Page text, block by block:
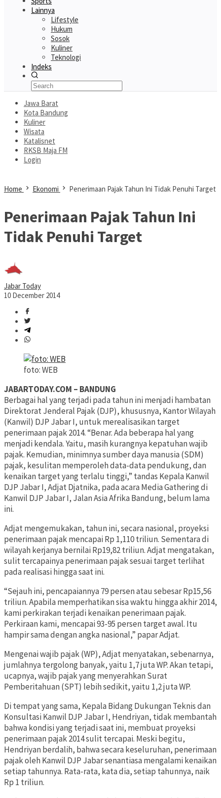
Lainnya
Lifestyle
Hukum
Sosok
Kuliner
Teknologi
Indeks
Jawa Barat
Kota Bandung
Kuliner
Wisata
Katalisnet
RKSB Maja FM
Login
Home Ekonomi Penerimaan Pajak Tahun Ini Tidak Penuhi Target
Penerimaan Pajak Tahun Ini
Tidak Penuhi Target
Jabar Today
10 December 2014
foto: WEB
JABARTODAY.COM – BANDUNG
Berbagai hal yang terjadi pada tahun ini menjadi hambatan
Direktorat Jenderal Pajak (DJP), khususnya, Kantor Wilayah
(Kanwil) DJP Jabar I, untuk merealisasikan target
penerimaan pajak 2014. “Benar. Ada beberapa hal yang
menjadi kendala. Yaitu, masih kurangnya kepatuhan wajib
pajak. Kemudian, minimnya sumber daya manusia (SDM)
pajak, kesulitan memperoleh data-data pendukung, dan
kenaikan target yang terlalu tinggi,” tandas Kepala Kanwil
DJP Jabar I, Adjat Djatnika, pada acara Media Gathering di
Kanwil DJP Jabar I, Jalan Asia Afrika Bandung, belum lama
ini.
Adjat mengemukakan, tahun ini, secara nasional, proyeksi
penerimaan pajak mencapai Rp 1,110 triliun. Sementara di
wilayah kerjanya bernilai Rp19,82 triliun. Adjat mengatakan,
sulit tercapainya penerimaan pajak sesuai target terlihat
pada realisasi hingga saat ini.
“Sejauh ini, pencapaiannya 79 persen atau sebesar Rp15,56
triliun. Apabila memperhatikan sisa waktu hingga akhir 2014,
kami perkirakan terjadi kenaikan penerimaan pajak.
Perkiraan kami, mencapai 93-95 persen target awal. Itu
hampir sama dengan angka nasional,” papar Adjat.
Mengenai wajib pajak (WP), Adjat menyatakan, sebenarnya,
jumlahnya tergolong banyak, yaitu 1,7 juta WP. Akan tetapi,
ucapnya, wajib pajak yang menyerahkan Surat
Pemberitahuan (SPT) lebih sedikit, yaitu 1,2 juta WP.
Di tempat yang sama, Kepala Bidang Dukungan Teknis dan
Konsultasi Kanwil DJP Jabar I, Hendriyan, tidak membantah
bahwa kondisi yang terjadi saat ini, membuat proyeksi
penerimaan pajak 2014 sulit tercapai. Meski begitu,
Hendriyan berdalih, bahwa secara keseluruhan, penerimaan
pajak oleh Kanwil DJP Jabar senantiasa mengalami kenaikan
setiap tahunnya. Rata-rata, kata dia, setiap tahunnya, naik
Rp 1 triliun.